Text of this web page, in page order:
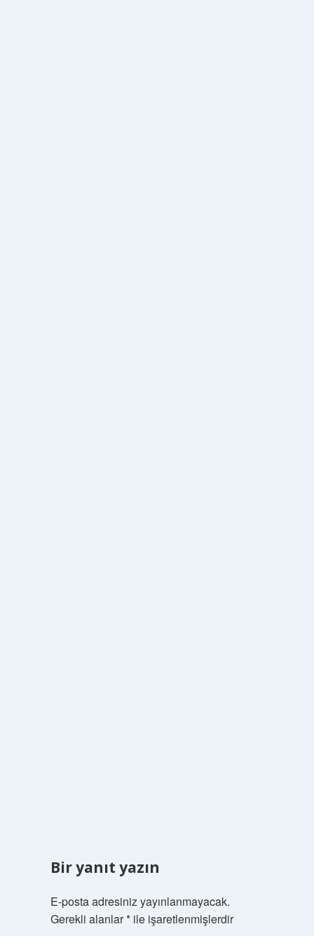
Bir yanıt yazın
E-posta adresiniz yayınlanmayacak.
Gerekli alanlar*ile işaretlenmişlerdir